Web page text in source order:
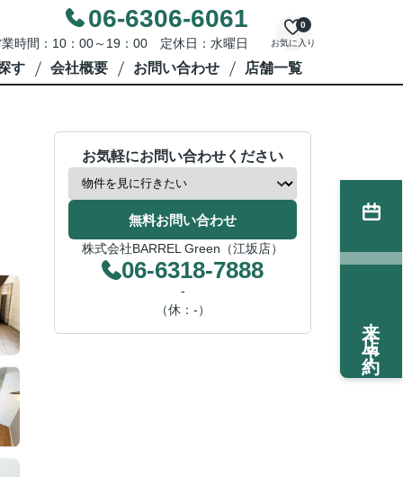
06-6306-6061
時間：10：00～19：00 定休日：水曜日 お気に入り
0
す 会社概要 お問い合わせ 店舗一覧
お気軽にお問い合わせください
無料お問い合わせ
株式会社BARREL Green（江坂店）
06-6318-7888
-
（休：-）
来店予約